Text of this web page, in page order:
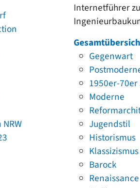
Internetführer
Gegenwart
1950er-70er
Moderne
Jugendstil
Historismus
Klassizismus
Barock
Renaissance